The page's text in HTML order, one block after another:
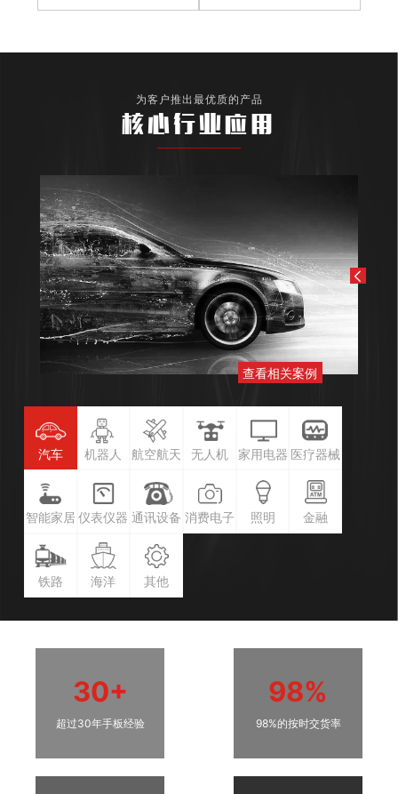
为客户推出最优质的产品
核心行业应用
查看相关案例
汽车 机器人 航空航天 无人机 家用电器 医疗器械
智能家居 仪表仪器 通讯设备 消费电子 照明 金融
铁路 海洋 其他
30+
超过30年手板经验
98%
98%的按时交货率